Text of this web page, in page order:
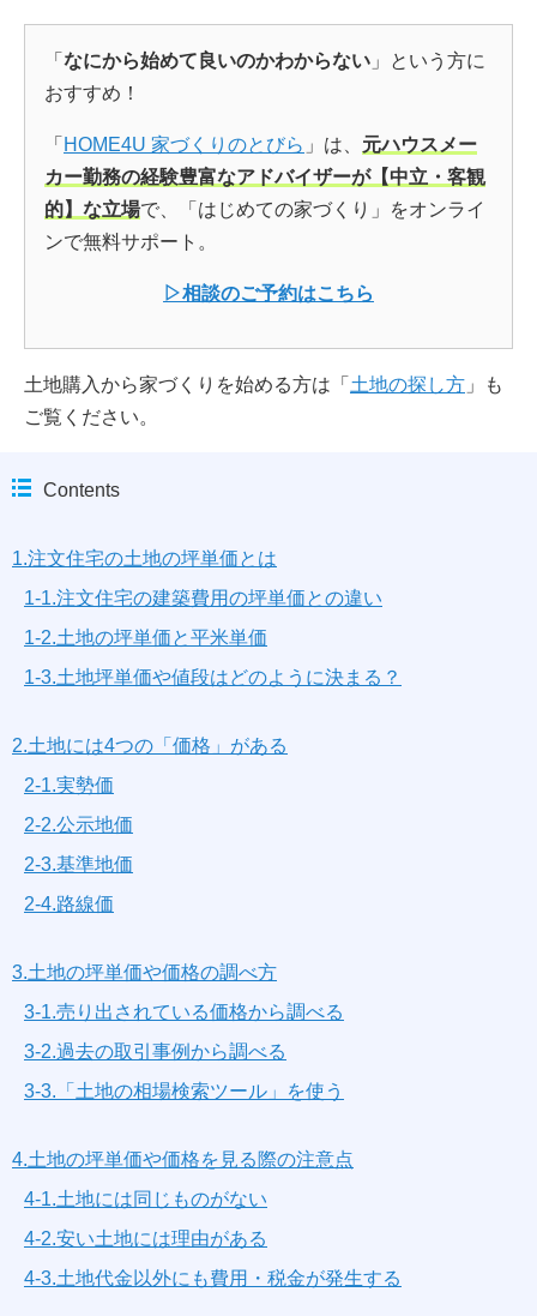
「 なにから始めて良いのかわからない 」という方に
おすすめ！
「 HOME4U 家づくりのとびら 」は、 元ハウスメー
カー勤務の経験豊富なアドバイザーが【中立・客観
的】な立場で、「はじめての家づくり」をオンライ
ンで無料サポート。
▷相談のご予約はこちら
土地購入から家づくりを始める方は「 土地の探し方 」も
ご覧ください。
Contents
1.注文住宅の土地の坪単価とは
1-1.注文住宅の建築費用の坪単価との違い
1-2.土地の坪単価と平米単価
1-3.土地坪単価や値段はどのように決まる？
2.土地には4つの「価格」がある
2-1.実勢価
2-2.公示地価
2-3.基準地価
2-4.路線価
3.土地の坪単価や価格の調べ方
3-1.売り出されている価格から調べる
3-2.過去の取引事例から調べる
3-3.「土地の相場検索ツール」を使う
4.土地の坪単価や価格を見る際の注意点
4-1.土地には同じものがない
4-2.安い土地には理由がある
4-3.土地代金以外にも費用・税金が発生する